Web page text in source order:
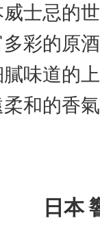
威士忌的
彩的原
味道的
和的香
日本